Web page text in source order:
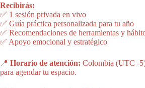
Recibirás:
✅ 1 sesión privada en vivo
✅ Guía práctica personalizada para tu año
✅ Recomendaciones de herramientas y
✅ Apoyo emocional y estratégico
📍 Horario de atención: Colombia (UTC -
para agendar tu espacio.